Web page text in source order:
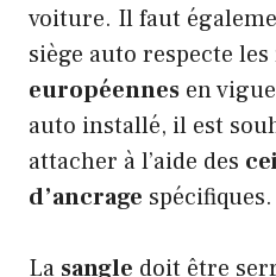
voiture. Il faut
siège auto respecte les
européennes en
auto installé, il est
attacher à l’aide des
d’ancrage spécifiques.
La sangle doit être